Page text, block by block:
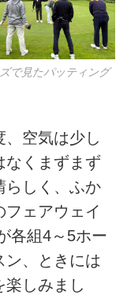
で見たパッティング
空気は少し
なくまずまず
らしく、ふか
ェアウェイ
各組4～5ホー
ン、ときには
楽しみまし